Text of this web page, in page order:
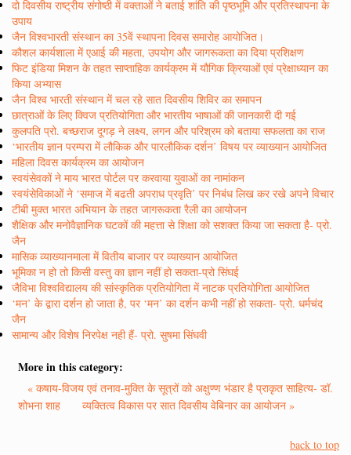
दो दिवसीय राष्ट्रीय संगोष्ठी में वक्ताओं ने बताई शांति की पृष्ठभूमि और प्रतिस्थापना के
उपाय
जैन विश्वभारती संस्थान का 35वें स्थापना दिवस समारोह आयोजित।
कौशल कार्यशाला में एआई की महता, उपयोग और जागरूकता का दिया प्रशिक्षण
फिट इंडिया मिशन के तहत साप्ताहिक कार्यक्रम में यौगिक क्रियाओं एवं प्रेक्षाध्यान का
किया अभ्यास
जैन विश्व भारती संस्थान में चल रहे सात दिवसीय शिविर का समापन
छात्राओं के लिए क्विज प्रतियोगिता और भारतीय भाषाओं की जानकारी दी गई
कुलपति प्रो. बच्छराज दूगड़ ने लक्ष्य, लगन और परिश्रम को बताया सफलता का राज
‘भारतीय ज्ञान परम्परा में लौकिक और पारलौकिक दर्शन’ विषय पर व्याख्यान आयोजित
महिला दिवस कार्यक्रम का आयोजन
स्वयंसेवकों ने माय भारत पोर्टल पर करवाया युवाओं का नामांकन
स्वयंसेविकाओं ने ‘समाज में बढती अपराध प्रवृति’ पर निबंध लिख कर रखे अपने विचार
टीबी मुक्त भारत अभियान के तहत जागरूकता रैली का आयोजन
शैक्षिक और मनोवैज्ञानिक घटकों की महत्ता से शिक्षा को सशक्त किया जा सकता है- प्रो.
जैन
मासिक व्याख्यानमाला में वितीय बाजार पर व्याख्यान आयोजित
भूमिका न हो तो किसी वस्तु का ज्ञान नहीं हो सकता-प्रो सिंघई
जैविभा विश्वविद्यालय की सांस्कृतिक प्रतियोगिता में नाटक प्रतियोगिता आयोजित
‘मन’ के द्वारा दर्शन हो जाता है, पर ‘मन’ का दर्शन कभी नहीं हो सकता- प्रो. धर्मचंद
जैन
सामान्य और विशेष निरपेक्ष नही हैं- प्रो. सुषमा सिंघवी
More in this category:
« कषाय-विजय एवं तनाव-मुक्ति के सूत्रों को अक्षुण्ण भंडार है प्राकृत साहित्य- डॉ.
शोभना शाह
व्यक्तित्व विकास पर सात दिवसीय वेबिनार का आयोजन »
back to top